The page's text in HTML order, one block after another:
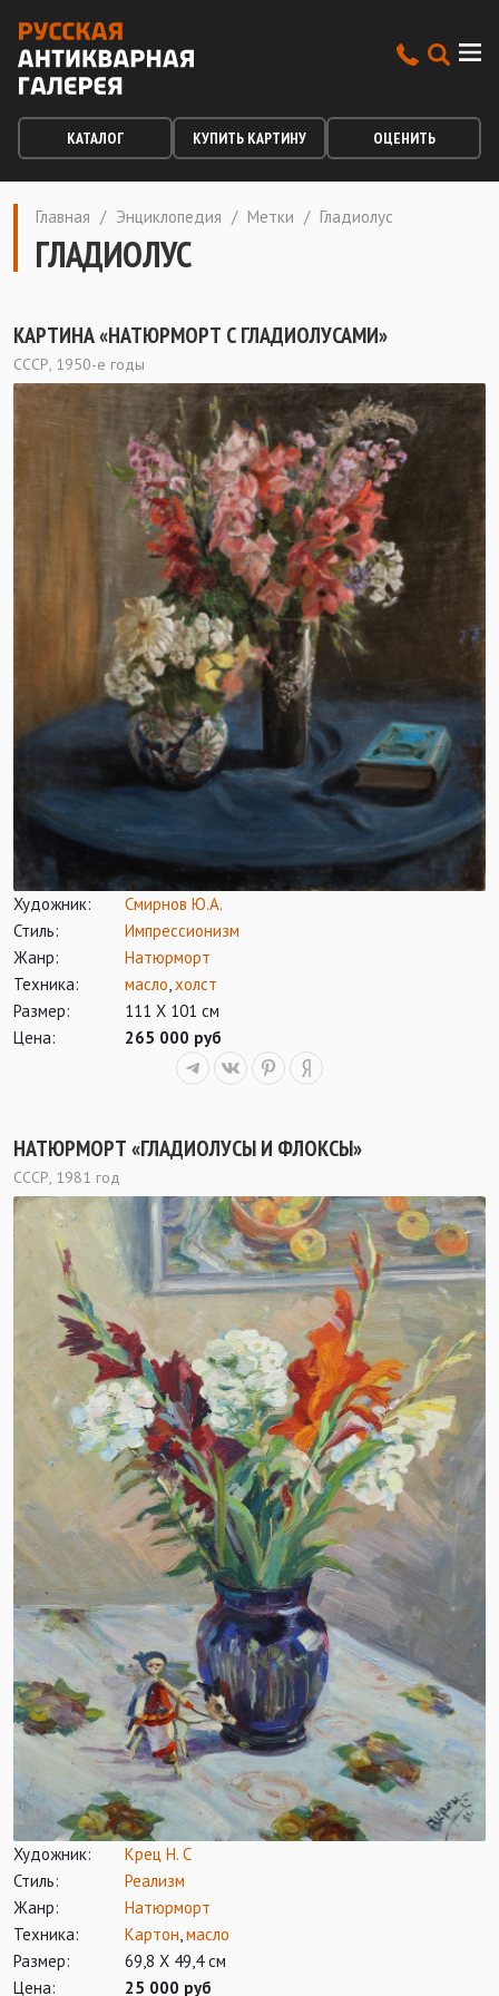
КАТАЛОГ КУПИТЬ КАРТИНУ ОЦЕНИТЬ
Главная / Энциклопедия / Метки / Гладиолус
ГЛАДИОЛУС
КАРТИНА «НАТЮРМОРТ С ГЛАДИОЛУСАМИ»
СССР, 1950-е годы
Художник:
Смирнов Ю.А.
Стиль:
Импрессионизм
Жанр:
Натюрморт
Техника:
масло холст
Размер:
111 Х 101 см
Цена:
265 000 руб
НАТЮРМОРТ «ГЛАДИОЛУСЫ И ФЛОКСЫ»
СССР, 1981 год
Художник:
Крец Н. С
Стиль:
Реализм
Жанр:
Натюрморт
Техника:
Картон масло
Размер:
69,8 Х 49,4 см
Цена:
25 000 руб